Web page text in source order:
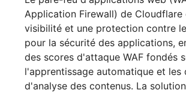
Application Firewall) de Cloudflare
visibilité et une protection contre
pour la sécurité des applications,
des scores d'attaque WAF fondés
l'apprentissage automatique et les
d'analyse des contenus. La